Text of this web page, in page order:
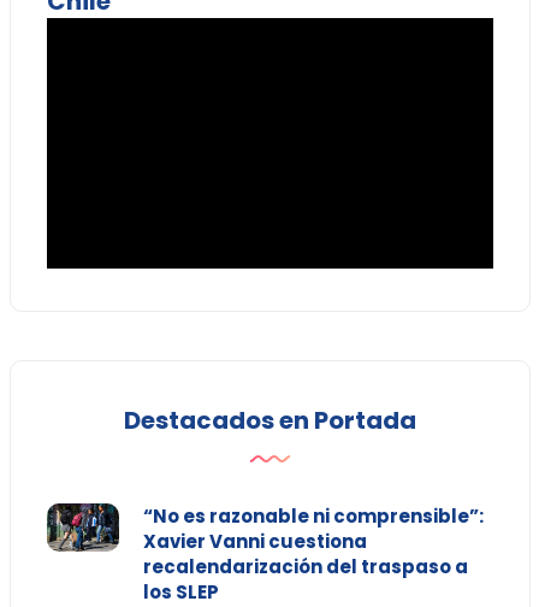
Destacados en Portada
“No es razonable ni comprensible”:
Xavier Vanni cuestiona
recalendarización del traspaso a
los SLEP